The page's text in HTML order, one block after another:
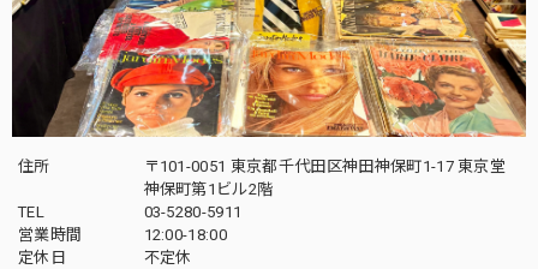
住所
〒101-0051 東京都千代田区神田神保町1-17 東京堂
神保町第1ビル2階
TEL
03-5280-5911
営業時間
12:00-18:00
定休日
不定休